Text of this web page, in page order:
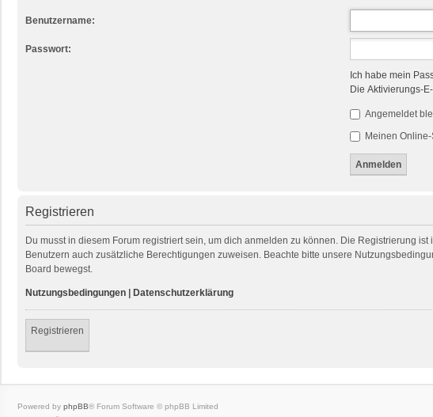
Benutzername:
Passwort:
Ich habe mein
Die Aktivierungs-
Angemeldet
Meinen
Registrieren
Du musst in diesem Forum registriert sein, um dich anmelden zu können. Die Registrierung
Benutzern auch zusätzliche Berechtigungen zuweisen. Beachte bitte unsere
Board bewegst.
Nutzungsbedingungen Datenschutzerklärung
Registrieren
Powered by phpBB® Forum Software © phpBB Limited